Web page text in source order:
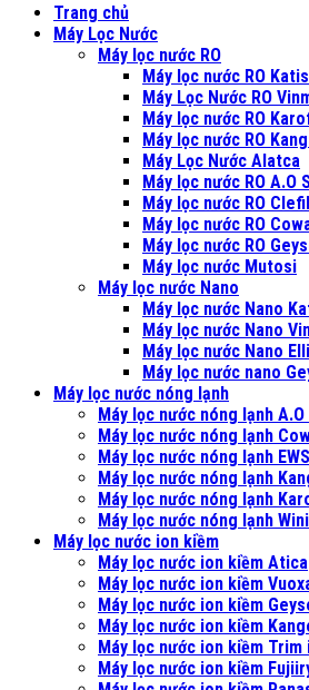
Trang chủ
Máy Lọc Nước
Máy lọc nước RO
Máy lọc nước RO
Máy Lọc Nước RO
Máy lọc nước RO
Máy lọc nước RO
Máy Lọc Nước Alatca
Máy lọc nước RO A.O
Máy lọc nước RO Clefil
Máy lọc nước RO
Máy lọc nước RO
Máy lọc nước Mutosi
Máy lọc nước Nano
Máy lọc nước Nano
Máy lọc nước Nano
Máy lọc nước Nano
Máy lọc nước nano
Máy lọc nước nóng lạnh
Máy lọc nước nóng lạnh
Máy lọc nước nóng lạnh
Máy lọc nước nóng lạnh EWS
Máy lọc nước nóng lạnh
Máy lọc nước nóng lạnh
Máy lọc nước nóng lạnh
Máy lọc nước ion kiềm
Máy lọc nước ion kiềm Atica
Máy lọc nước ion kiềm
Máy lọc nước ion kiềm
Máy lọc nước ion kiềm
Máy lọc nước ion kiềm Trim
Máy lọc nước ion kiềm